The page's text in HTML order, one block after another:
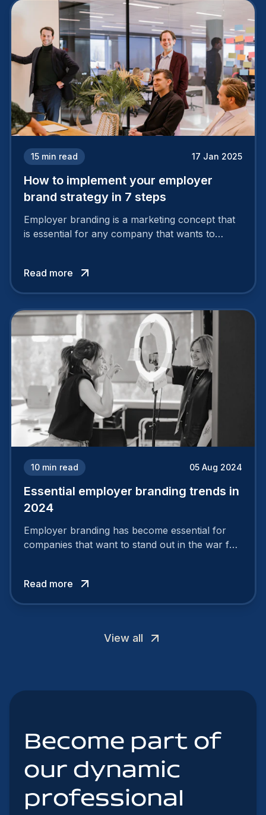
15 min read 17 Jan 2025
How to implement your employer
brand strategy in 7 steps
Employer branding is a marketing concept that
is essential for any company that wants to
solid and positive employer brand are clear, you
cannot simply wave a magic wand for it to be
Read more
10 min read 05 Aug 2024
Essential employer branding trends in
2024
Employer branding has become essential for
companies that want to stand out in the war for
attract the best profiles.
Read more
View all
Become part of
our dynamic
professional